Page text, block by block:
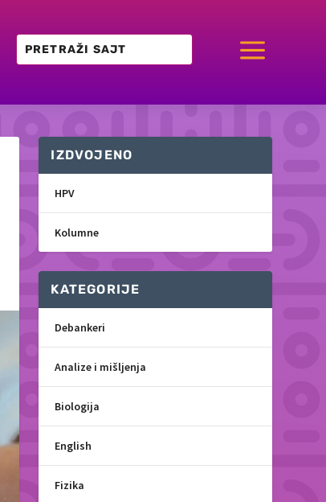
a
IZDVOJENO
HPV
Kolumne
KATEGORIJE
Debankeri
Analize i mišljenja
Biologija
English
Fizika